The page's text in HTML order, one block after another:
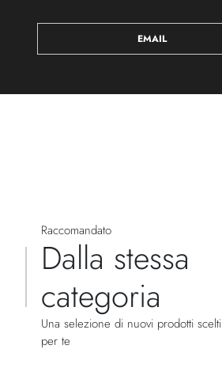
EMAIL
Raccomandato
Dalla stessa
categoria
Una selezione di nuovi prodotti scelti
per te